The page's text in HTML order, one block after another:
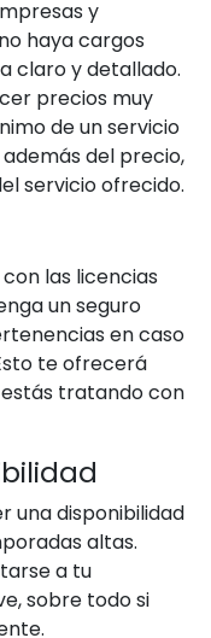
y
haya cargos
claro y detallado.
precios muy
de un servicio
del precio,
servicio ofrecido.
las licencias
un seguro
en caso
te ofrecerá
tratando con
una disponibilidad
altas.
a tu
sobre todo si